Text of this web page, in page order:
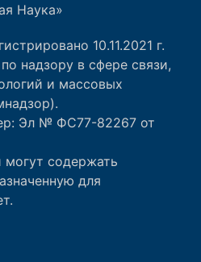
Наука»
10.11.2021 г.
надзору в сфере связи,
и массовых
Эл № ФС77-82267 от
могут содержать
для